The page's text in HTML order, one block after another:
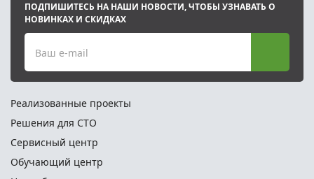
ПОДПИШИТЕСЬ НА НАШИ НОВОСТИ, ЧТОБЫ УЗНАВАТЬ О
НОВИНКАХ И СКИДКАХ
Ваш e-mail
Реализованные проекты
Решения для СТО
Сервисный центр
Обучающий центр